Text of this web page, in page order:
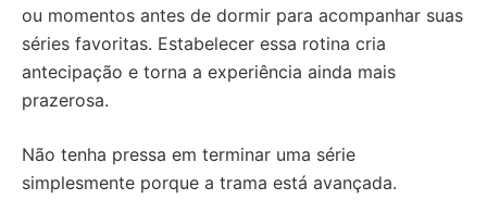
ou momentos antes de dormir para acompanhar suas
séries favoritas. Estabelecer essa rotina cria
antecipação e torna a experiência ainda mais
prazerosa.
Não tenha pressa em terminar uma série
simplesmente porque a trama está avançada.